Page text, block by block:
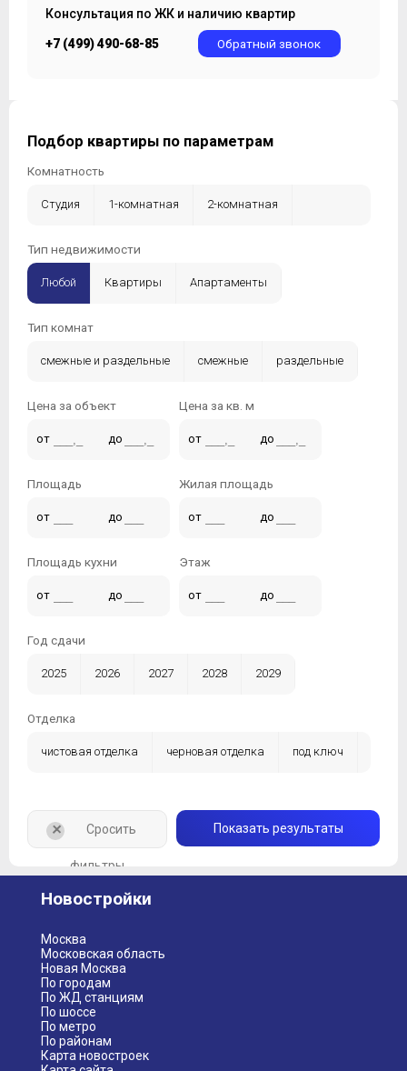
Консультация по ЖК и наличию квартир
+7 (499) 490-68-85 Обратный звонок
Подбор квартиры по параметрам
Комнатность
Студия 1-комнатная 2-комнатная
3-комнатная
Тип недвижимости
Любой Квартиры Апартаменты
Тип комнат
смежные и раздельные смежные раздельные
Цена за объект
от до
Цена за кв. м
от до
Площадь
от до
Жилая площадь
от до
Площадь кухни
от до
Этаж
от до
Год сдачи
2025 2026 2027 2028 2029
Отделка
чистовая отделка черновая отделка под ключ
Показать результаты
+ Сросить
фильтры
Новостройки
Москва
Московская область
Новая Москва
По городам
По ЖД станциям
По шоссе
По метро
По районам
Карта новостроек